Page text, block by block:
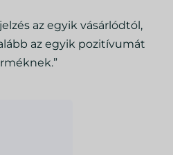
az egyik vásárlódtól,
az egyik pozitívumát